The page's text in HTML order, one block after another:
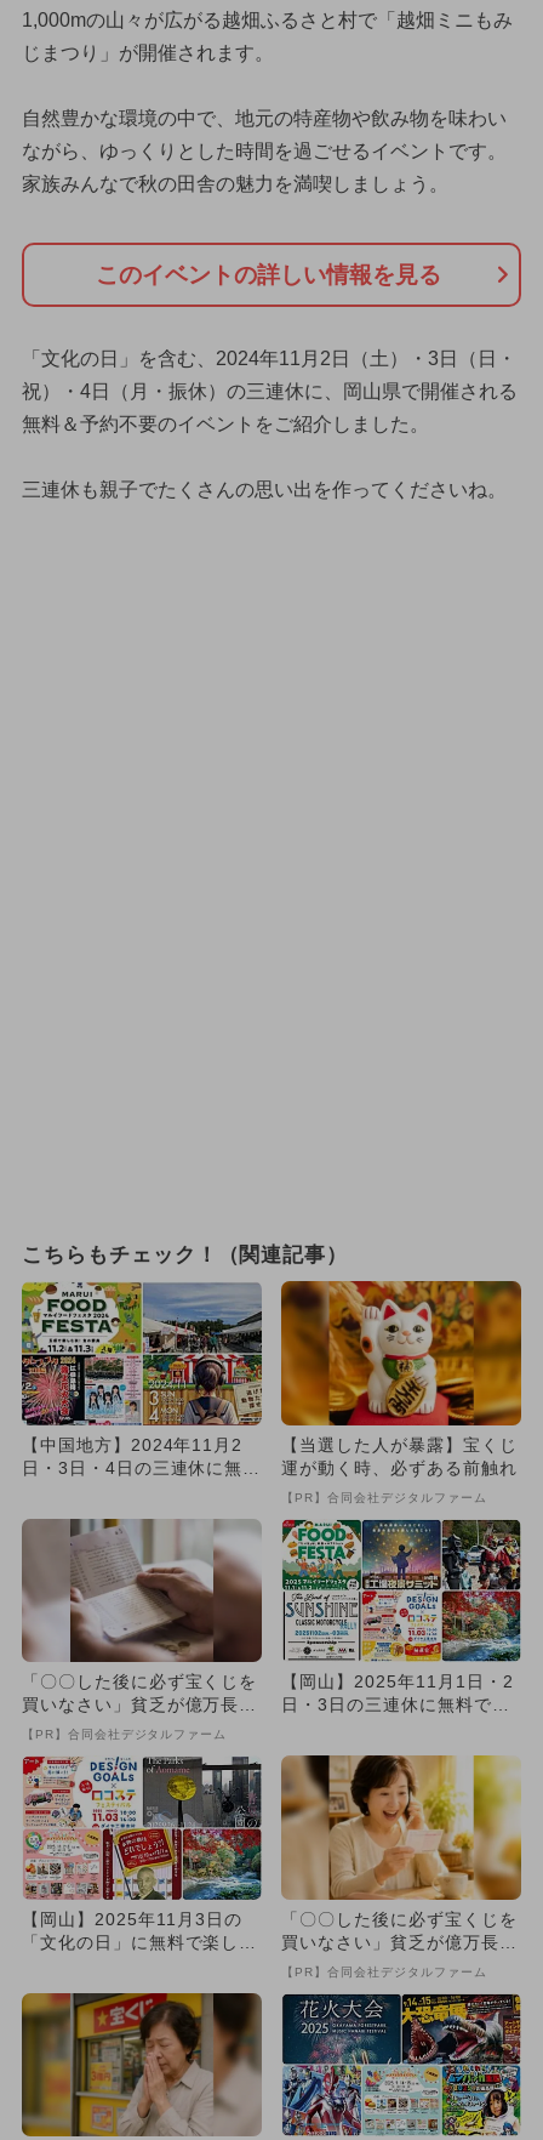
1,000mの山々が広がる越畑ふるさと村で「越畑ミニもみ
じまつり」が開催されます。
自然豊かな環境の中で、地元の特産物や飲み物を味わい
ながら、ゆっくりとした時間を過ごせるイベントです。
家族みんなで秋の田舎の魅力を満喫しましょう。
このイベントの詳しい情報を見る
「文化の日」を含む、2024年11月2日（土）・3日（日・
祝）・4日（月・振休）の三連休に、岡山県で開催される
無料＆予約不要のイベントをご紹介しました。
三連休も親子でたくさんの思い出を作ってくださいね。
こちらもチェック！（関連記事）
【中国地方】2024年11月2
日・3日・4日の三連休に無料
【当選した人が暴露】宝くじ
運が動く時、必ずある前触れ
【PR】合同会社デジタルファーム
「〇〇した後に必ず宝くじを
買いなさい」貧乏が億万長者
に
【PR】合同会社デジタルファーム
【岡山】2025年11月1日・2
日・3日の三連休に無料で楽
【岡山】2025年11月3日の
「文化の日」に無料で楽しめ
「〇〇した後に必ず宝くじを
買いなさい」貧乏が億万長者
に
【PR】合同会社デジタルファーム